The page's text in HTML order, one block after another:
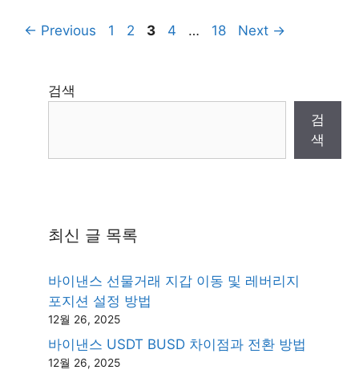
← Previous Page
1 Page
2 Page
3 Page
4 … Page
18 Next →
검색
검
색
최신 글 목록
바이낸스 선물거래 지갑 이동 및 레버리지
포지션 설정 방법
12월 26, 2025
바이낸스 USDT BUSD 차이점과 전환 방법
12월 26, 2025